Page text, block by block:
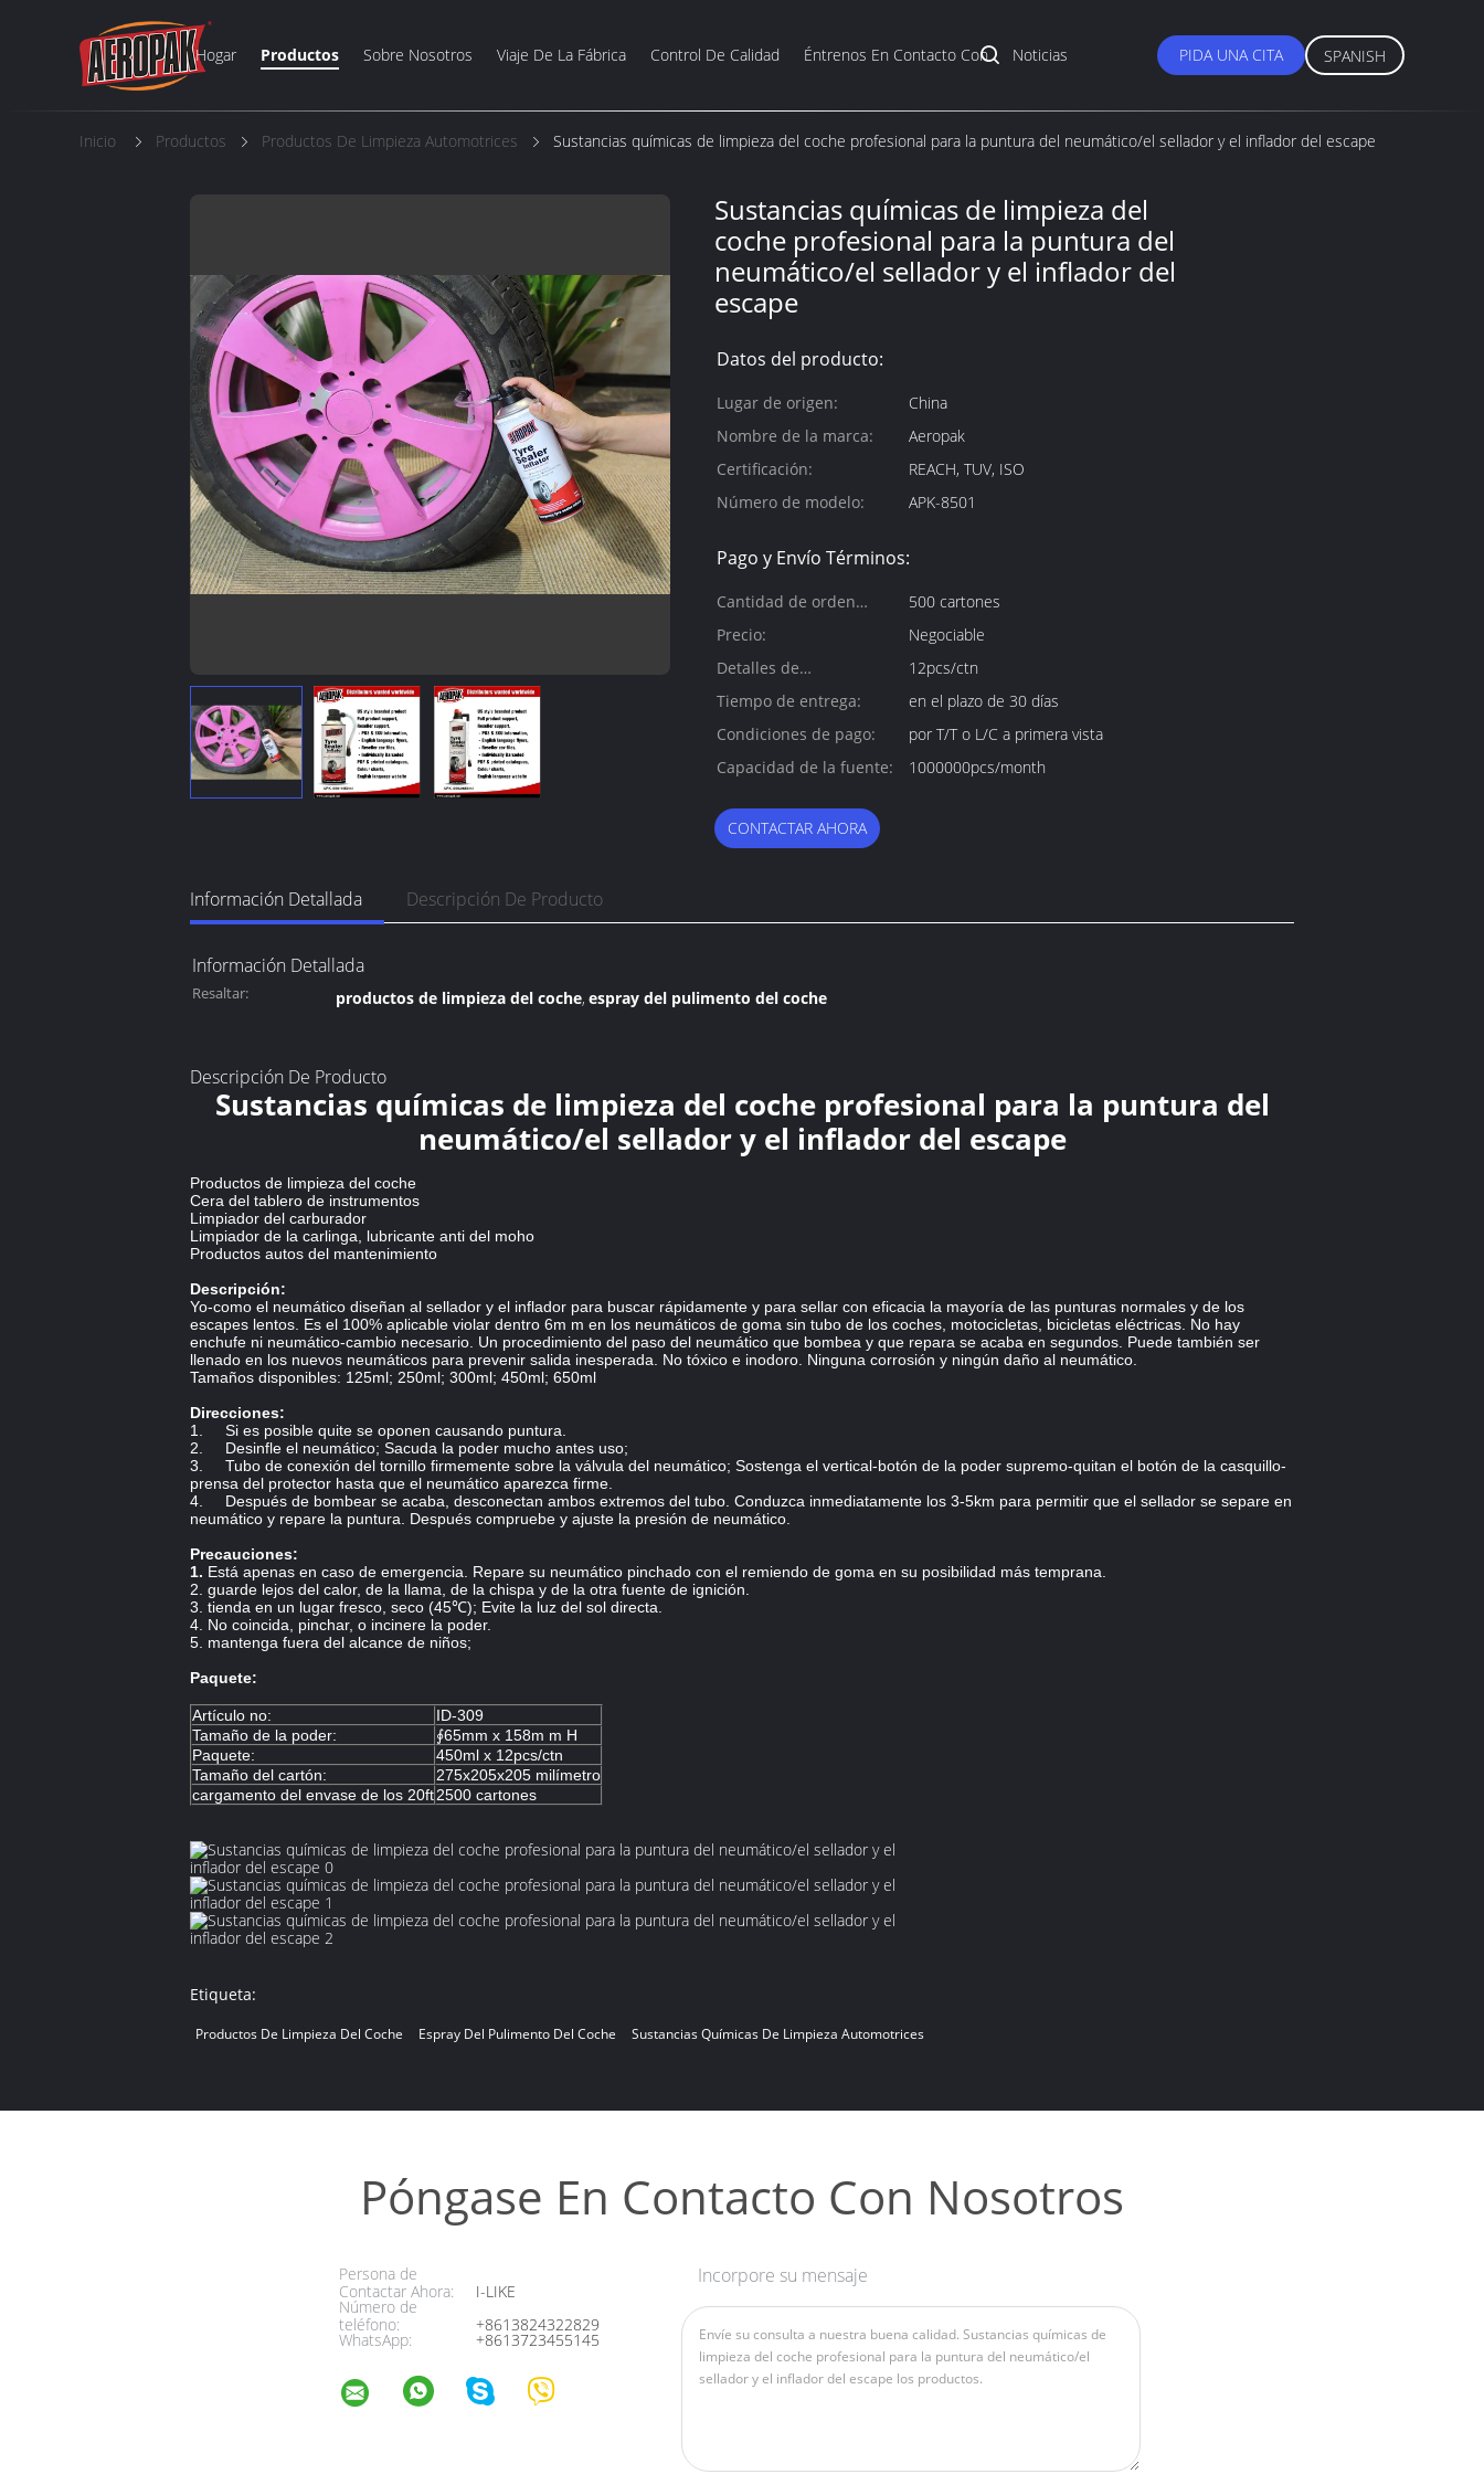
Hogar Productos Sobre Nosotros Viaje De La Fábrica Control De Calidad Éntrenos En Contacto Con Noticias PIDA UNA CITA SPANISH
Inicio Productos Productos De Limpieza Automotrices Sustancias químicas de limpieza del coche profesional para la puntura del neumático/el sellador y el inflador del escape
Sustancias químicas de limpieza del
coche profesional para la puntura del
neumático/el sellador y el inflador del
escape
Datos del producto:
Lugar de origen:
China
Nombre de la marca:
Aeropak
Certificación:
REACH, TUV, ISO
Número de modelo:
APK-8501
Pago y Envío Términos:
Cantidad de orden
mínima:
500 cartones
Precio:
Negociable
Detalles de
empaquetado:
12pcs/ctn
Tiempo de entrega:
en el plazo de 30 días
Condiciones de pago:
por T/T o L/C a primera vista
Capacidad de la fuente:
1000000pcs/month
CONTACTAR AHORA
Información Detallada Descripción De Producto
Información Detallada
Resaltar: productos de limpieza del coche, espray del pulimento del coche
Descripción De Producto
Sustancias químicas de limpieza del coche profesional para la puntura del
neumático/el sellador y el inflador del escape
Productos de limpieza del coche
Cera del tablero de instrumentos
Limpiador del carburador
Limpiador de la carlinga, lubricante anti del moho
Productos autos del mantenimiento
Descripción:
Yo-como el neumático diseñan al sellador y el inflador para buscar rápidamente y para sellar con eficacia la mayoría de las punturas normales y de los
escapes lentos. Es el 100% aplicable violar dentro 6m m en los neumáticos de goma sin tubo de los coches, motocicletas, bicicletas eléctricas. No hay
enchufe ni neumático-cambio necesario. Un procedimiento del paso del neumático que bombea y que repara se acaba en segundos. Puede también ser
llenado en los nuevos neumáticos para prevenir salida inesperada. No tóxico e inodoro. Ninguna corrosión y ningún daño al neumático.
Tamaños disponibles: 125ml; 250ml; 300ml; 450ml; 650ml
Direcciones:
1. Si es posible quite se oponen causando puntura.
2. Desinfle el neumático; Sacuda la poder mucho antes uso;
3. Tubo de conexión del tornillo firmemente sobre la válvula del neumático; Sostenga el vertical-botón de la poder supremo-quitan el botón de la casquillo-
prensa del protector hasta que el neumático aparezca firme.
4. Después de bombear se acaba, desconectan ambos extremos del tubo. Conduzca inmediatamente los 3-5km para permitir que el sellador se separe en
neumático y repare la puntura. Después compruebe y ajuste la presión de neumático.
Precauciones:
1. Está apenas en caso de emergencia. Repare su neumático pinchado con el remiendo de goma en su posibilidad más temprana.
2. guarde lejos del calor, de la llama, de la chispa y de la otra fuente de ignición.
3. tienda en un lugar fresco, seco (45℃); Evite la luz del sol directa.
4. No coincida, pinchar, o incinere la poder.
5. mantenga fuera del alcance de niños;
Paquete:
Artículo no:
ID-309
Tamaño de la poder:
∮65mm x 158m m H
Paquete:
450ml x 12pcs/ctn
Tamaño del cartón:
275x205x205 milímetro
cargamento del envase de los 20ft2500 cartones
Etiqueta:
Productos De Limpieza Del Coche Espray Del Pulimento Del Coche Sustancias Químicas De Limpieza Automotrices
Póngase En Contacto Con Nosotros
Persona de
Contactar Ahora:
I-LIKE
Número de
teléfono:
+8613824322829
WhatsApp: +8613723455145
Incorpore su mensaje